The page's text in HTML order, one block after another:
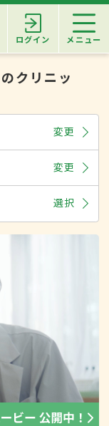
ログイン メニュー
のクリニッ
変更
変更
選択